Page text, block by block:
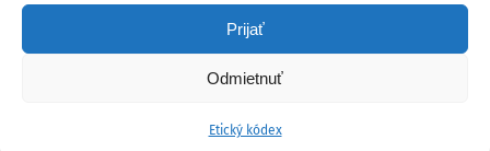
Prijať
Odmietnuť
Etický kódex